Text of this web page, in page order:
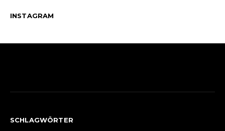
INSTAGRAM
SCHLAGWÖRTER